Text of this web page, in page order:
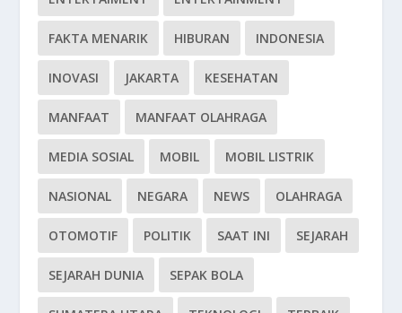
FAKTA MENARIK HIBURAN INDONESIA
INOVASI JAKARTA KESEHATAN
MANFAAT MANFAAT OLAHRAGA
MEDIA SOSIAL MOBIL MOBIL LISTRIK
NASIONAL NEGARA NEWS OLAHRAGA
OTOMOTIF POLITIK SAAT INI SEJARAH
SEJARAH DUNIA SEPAK BOLA